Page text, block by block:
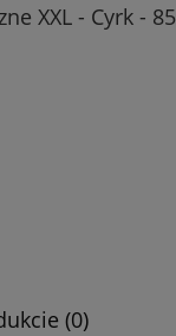
XXL - Cyrk - 85
(0)